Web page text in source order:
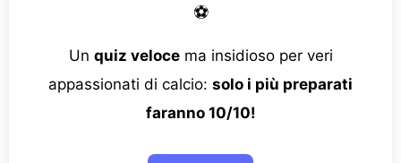
⚽
Un quiz velocema insidioso per veri
appassionati di calcio: solo i più preparati
faranno 10/10!